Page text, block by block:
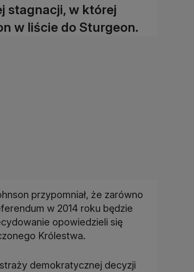
stagnacji, w której
w liście do Sturgeon.
przypomniał, że zarówno
w 2014 roku będzie
opowiedzieli się
Królestwa.
demokratycznej decyzji